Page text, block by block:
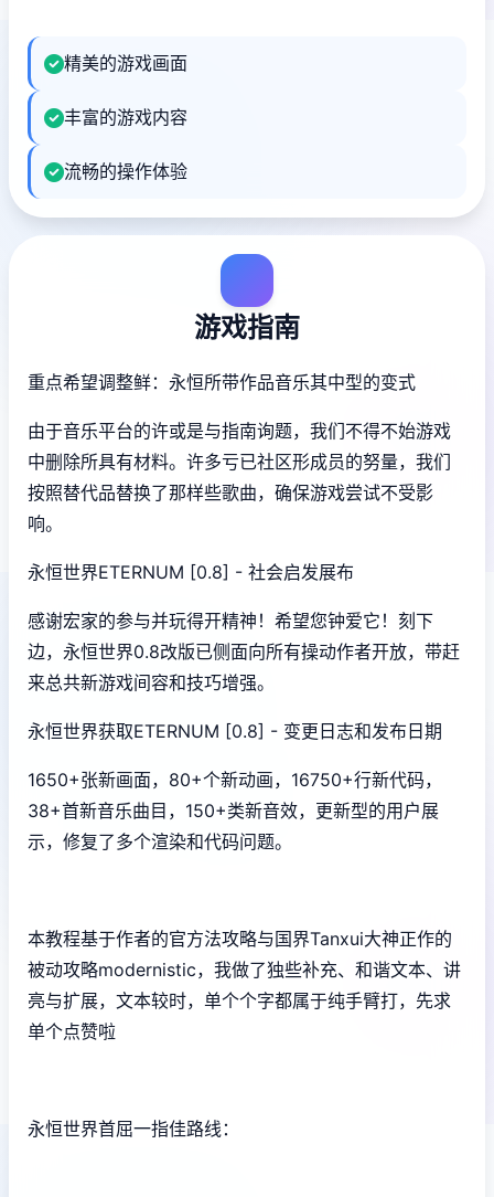
精美的游戏画面
丰富的游戏内容
流畅的操作体验
游戏指南
重点希望调整鲜：永恒所带作品音乐其中型的变式
由于音乐平台的许或是与指南询题，我们不得不始游戏
中删除所具有材料。许多亏已社区形成员的努量，我们
按照替代品替换了那样些歌曲，确保游戏尝试不受影
响。
永恒世界ETERNUM [0.8] - 社会启发展布
感谢宏家的参与并玩得开精神！希望您钟爱它！刻下
边，永恒世界0.8改版已侧面向所有操动作者开放，带赶
来总共新游戏间容和技巧增强。
永恒世界获取ETERNUM [0.8] - 变更日志和发布日期
1650+张新画面，80+个新动画，16750+行新代码，
38+首新音乐曲目，150+类新音效，更新型的用户展
示，修复了多个渲染和代码问题。
本教程基于作者的官方法攻略与国界Tanxui大神正作的
被动攻略modernistic，我做了独些补充、和谐文本、讲
亮与扩展，文本较时，单个个字都属于纯手臂打，先求
单个点赞啦
永恒世界首屈一指佳路线：